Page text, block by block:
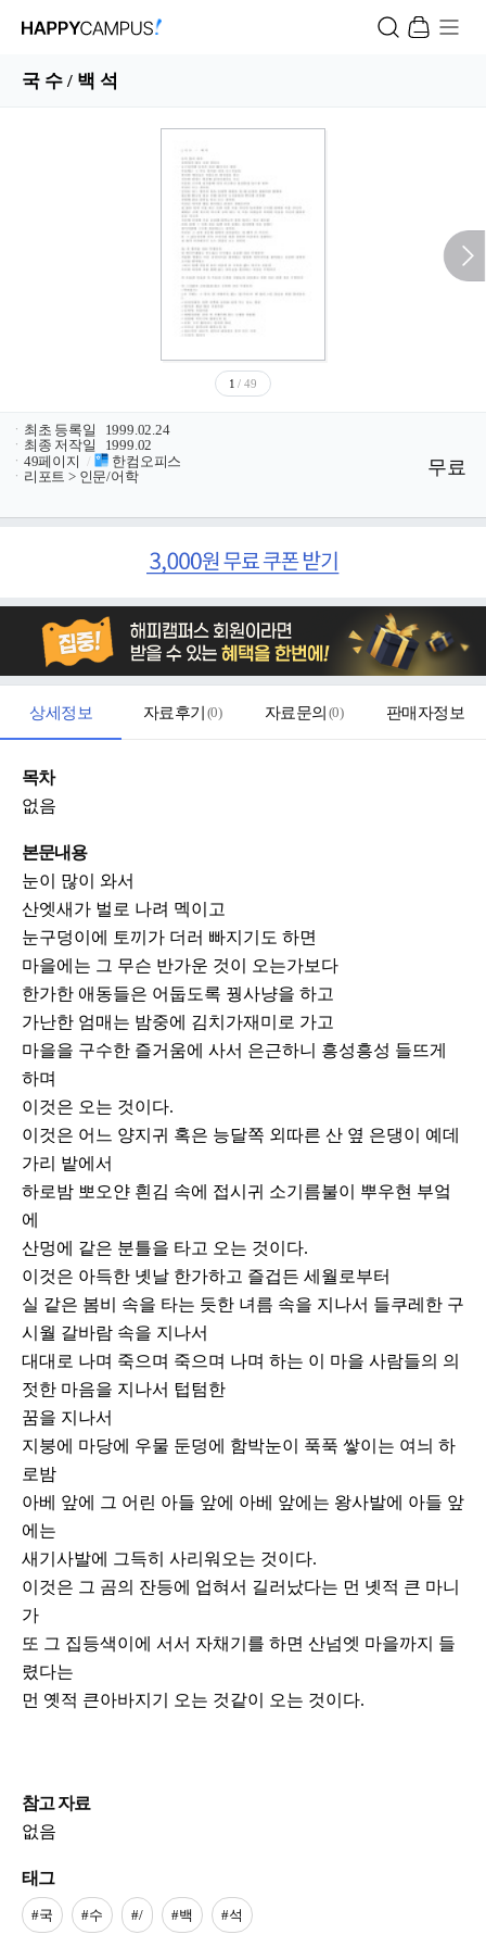
국 수 / 백 석
1 / 49
ㆍ 최초 등록일
1999.02.24
ㆍ 최종 저작일
1999.02
ㆍ 49페이지 /
한컴오피스
ㆍ 리포트 > 인문/어학 무료
상세정보 자료후기 (0) 자료문의 (0) 판매자정보
목차
없음
본문내용
눈이 많이 와서
산엣새가 벌로 나려 멕이고
눈구덩이에 토끼가 더러 빠지기도 하면
마을에는 그 무슨 반가운 것이 오는가보다
한가한 애동들은 어둡도록 꿩사냥을 하고
가난한 엄매는 밤중에 김치가재미로 가고
마을을 구수한 즐거움에 사서 은근하니 흥성흥성 들뜨게
하며
이것은 오는 것이다.
이것은 어느 양지귀 혹은 능달쪽 외따른 산 옆 은댕이 예데
가리 밭에서
하로밤 뽀오얀 흰김 속에 접시귀 소기름불이 뿌우현 부엌
에
산멍에 같은 분틀을 타고 오는 것이다.
이것은 아득한 녯날 한가하고 즐겁든 세월로부터
실 같은 봄비 속을 타는 듯한 녀름 속을 지나서 들쿠레한 구
시월 갈바람 속을 지나서
대대로 나며 죽으며 죽으며 나며 하는 이 마을 사람들의 의
젓한 마음을 지나서 텁텀한
꿈을 지나서
지붕에 마당에 우물 둔덩에 함박눈이 푹푹 쌓이는 여늬 하
로밤
아베 앞에 그 어린 아들 앞에 아베 앞에는 왕사발에 아들 앞
에는
새기사발에 그득히 사리워오는 것이다.
이것은 그 곰의 잔등에 업혀서 길러났다는 먼 녯적 큰 마니
가
또 그 집등색이에 서서 자채기를 하면 산넘엣 마을까지 들
렸다는
먼 옛적 큰아바지기 오는 것같이 오는 것이다.
참고 자료
없음
태그
#국 #수 #/ #백 #석